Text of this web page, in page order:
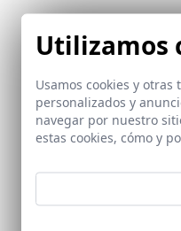
Utilizamos
Usamos cookies y
personalizados y
navegar por nuestro
estas cookies, cómo y